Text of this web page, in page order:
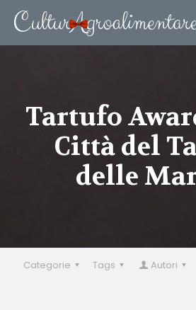
Tartufo
Città del
delle
Categorie Tags Autori